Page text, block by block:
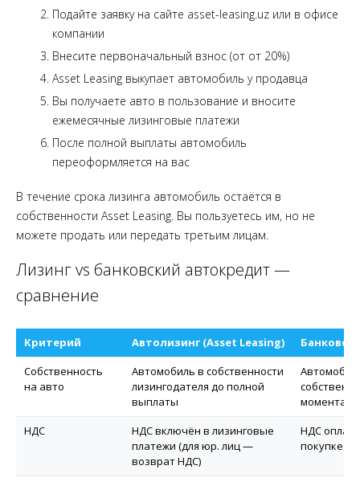
Подайте заявку на сайте asset-leasing.uz или в офисе
компании
Внесите первоначальный взнос (от от 20%)
Asset Leasing выкупает автомобиль у продавца
Вы получаете авто в пользование и вносите
ежемесячные лизинговые платежи
После полной выплаты автомобиль
переоформляется на вас
В течение срока лизинга автомобиль остаётся в
собственности Asset Leasing. Вы пользуетесь им, но не
можете продать или передать третьим лицам.
Лизинг vs банковский автокредит —
сравнение
Критерий Автолизинг (Asset Leasing)
Собственность
на авто
Автомобиль в собственности
лизингодателя до полной
выплаты
момента
НДС
НДС включён в лизинговые
платежи (для юр. лиц —
возврат НДС)
НДС
покупке